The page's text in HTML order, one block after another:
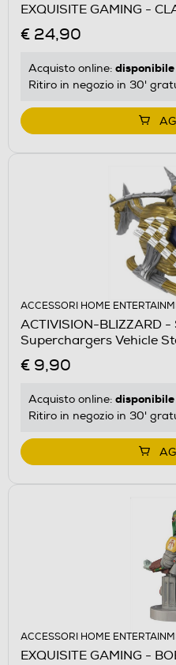
EXQUISITE GAMING -
€ 24,90
Acquisto online: disponibile
Ritiro in negozio in 30'
ACCESSORI HOME
ACTIVISION-BLIZZARD
Superchargers Vehicle
€ 9,90
Acquisto online: disponibile
Ritiro in negozio in 30'
ACCESSORI HOME
EXQUISITE GAMING -